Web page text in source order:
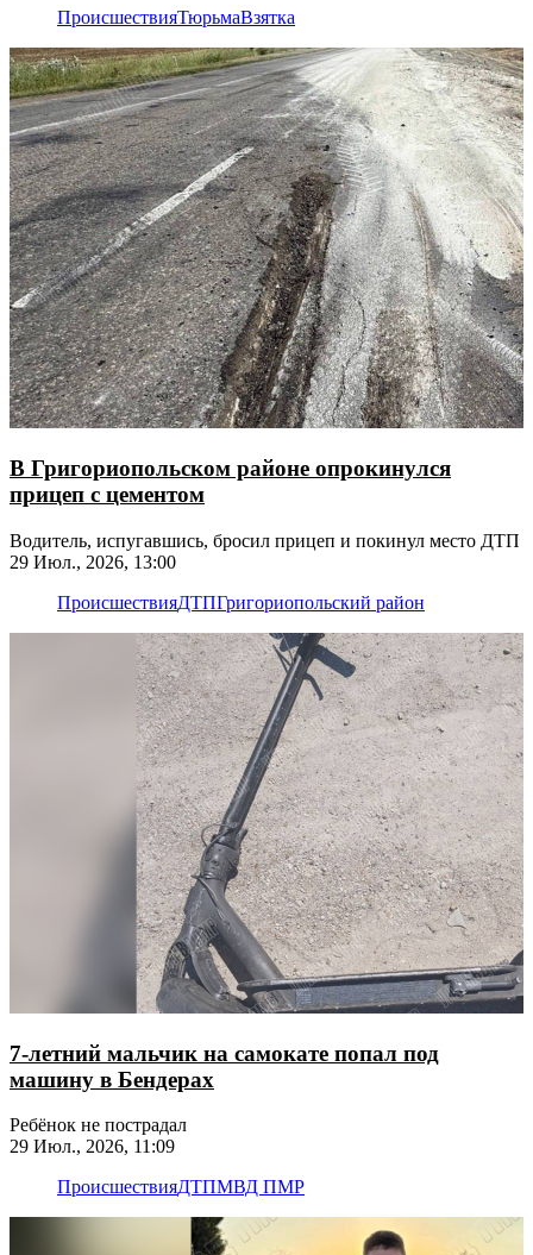
ПроисшествияТюрьмаВзятка
В Григориопольском районе опрокинулся
прицеп с цементом
Водитель, испугавшись, бросил прицеп и покинул место ДТП
29 Июл., 2026, 13:00
ПроисшествияДТПГригориопольский район
7-летний мальчик на самокате попал под
машину в Бендерах
Ребёнок не пострадал
29 Июл., 2026, 11:09
ПроисшествияДТПМВД ПМР